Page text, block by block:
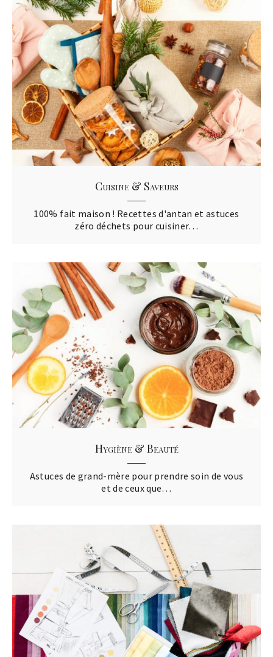
Cuisine & Saveurs
100% fait maison ! Recettes d'antan et astuces
zéro déchets pour cuisiner…
Hygiène & Beauté
Astuces de grand-mère pour prendre soin de vous
et de ceux que…